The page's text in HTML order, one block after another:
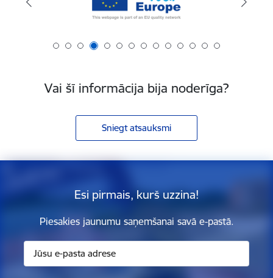
Vai šī informācija bija noderīga?
Sniegt atsauksmi
Esi pirmais, kurš uzzina!
Piesakies jaunumu saņemšanai savā e-pastā.